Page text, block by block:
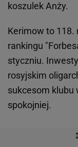
koszulek Anży.
Kerimow to 118.
rankingu
styczniu.
rosyjskim
sukcesom klubu
spokojniej.